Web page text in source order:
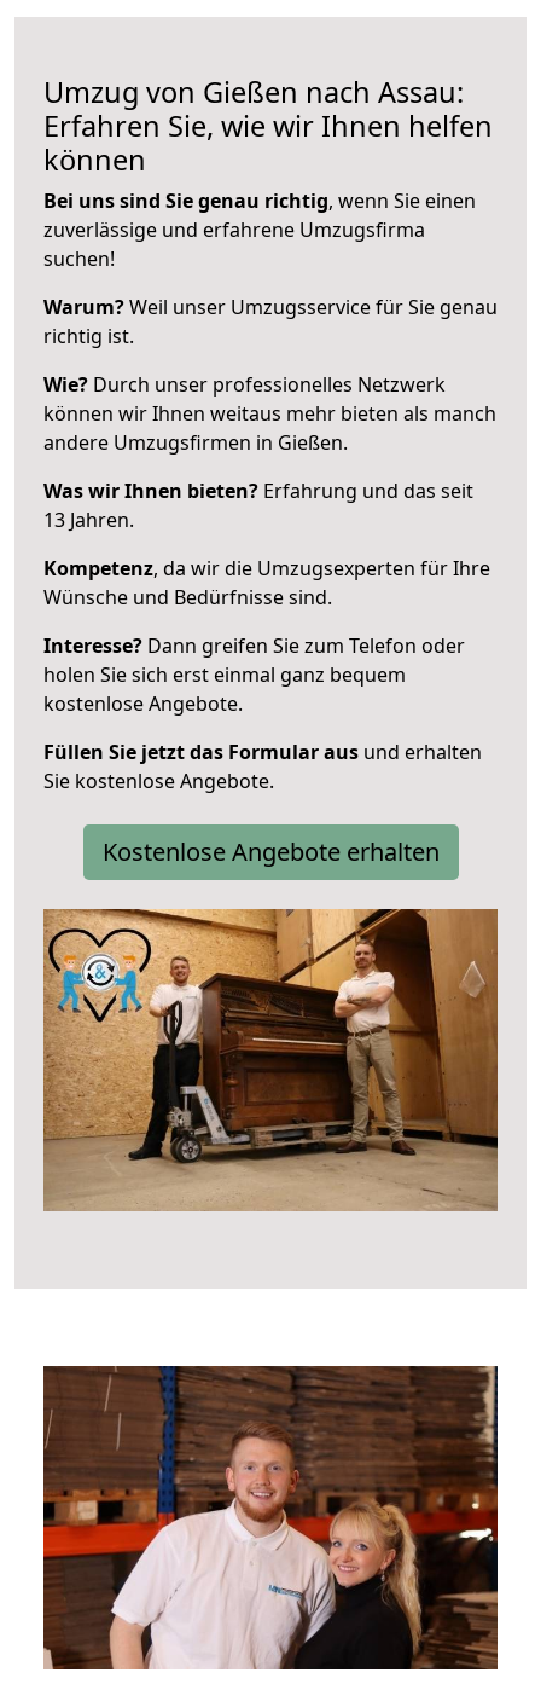
Umzug von Gießen nach Assau:
Erfahren Sie, wie wir Ihnen helfen
können
Bei uns sind Sie genau richtig, wenn Sie einen
zuverlässige und erfahrene Umzugsfirma
suchen!
Warum?Weil unser Umzugsservice für Sie genau
richtig ist.
Wie? Durch unser professionelles Netzwerk
können wir Ihnen weitaus mehr bieten als manch
andere Umzugsfirmen in Gießen.
Was wir Ihnen bieten? Erfahrung und das seit
13 Jahren.
Kompetenz, da wir die Umzugsexperten für Ihre
Wünsche und Bedürfnisse sind.
Interesse? Dann greifen Sie zum Telefon oder
holen Sie sich erst einmal ganz bequem
kostenlose Angebote.
Füllen Sie jetzt das Formular aus und erhalten
Sie kostenlose Angebote.
Kostenlose Angebote erhalten